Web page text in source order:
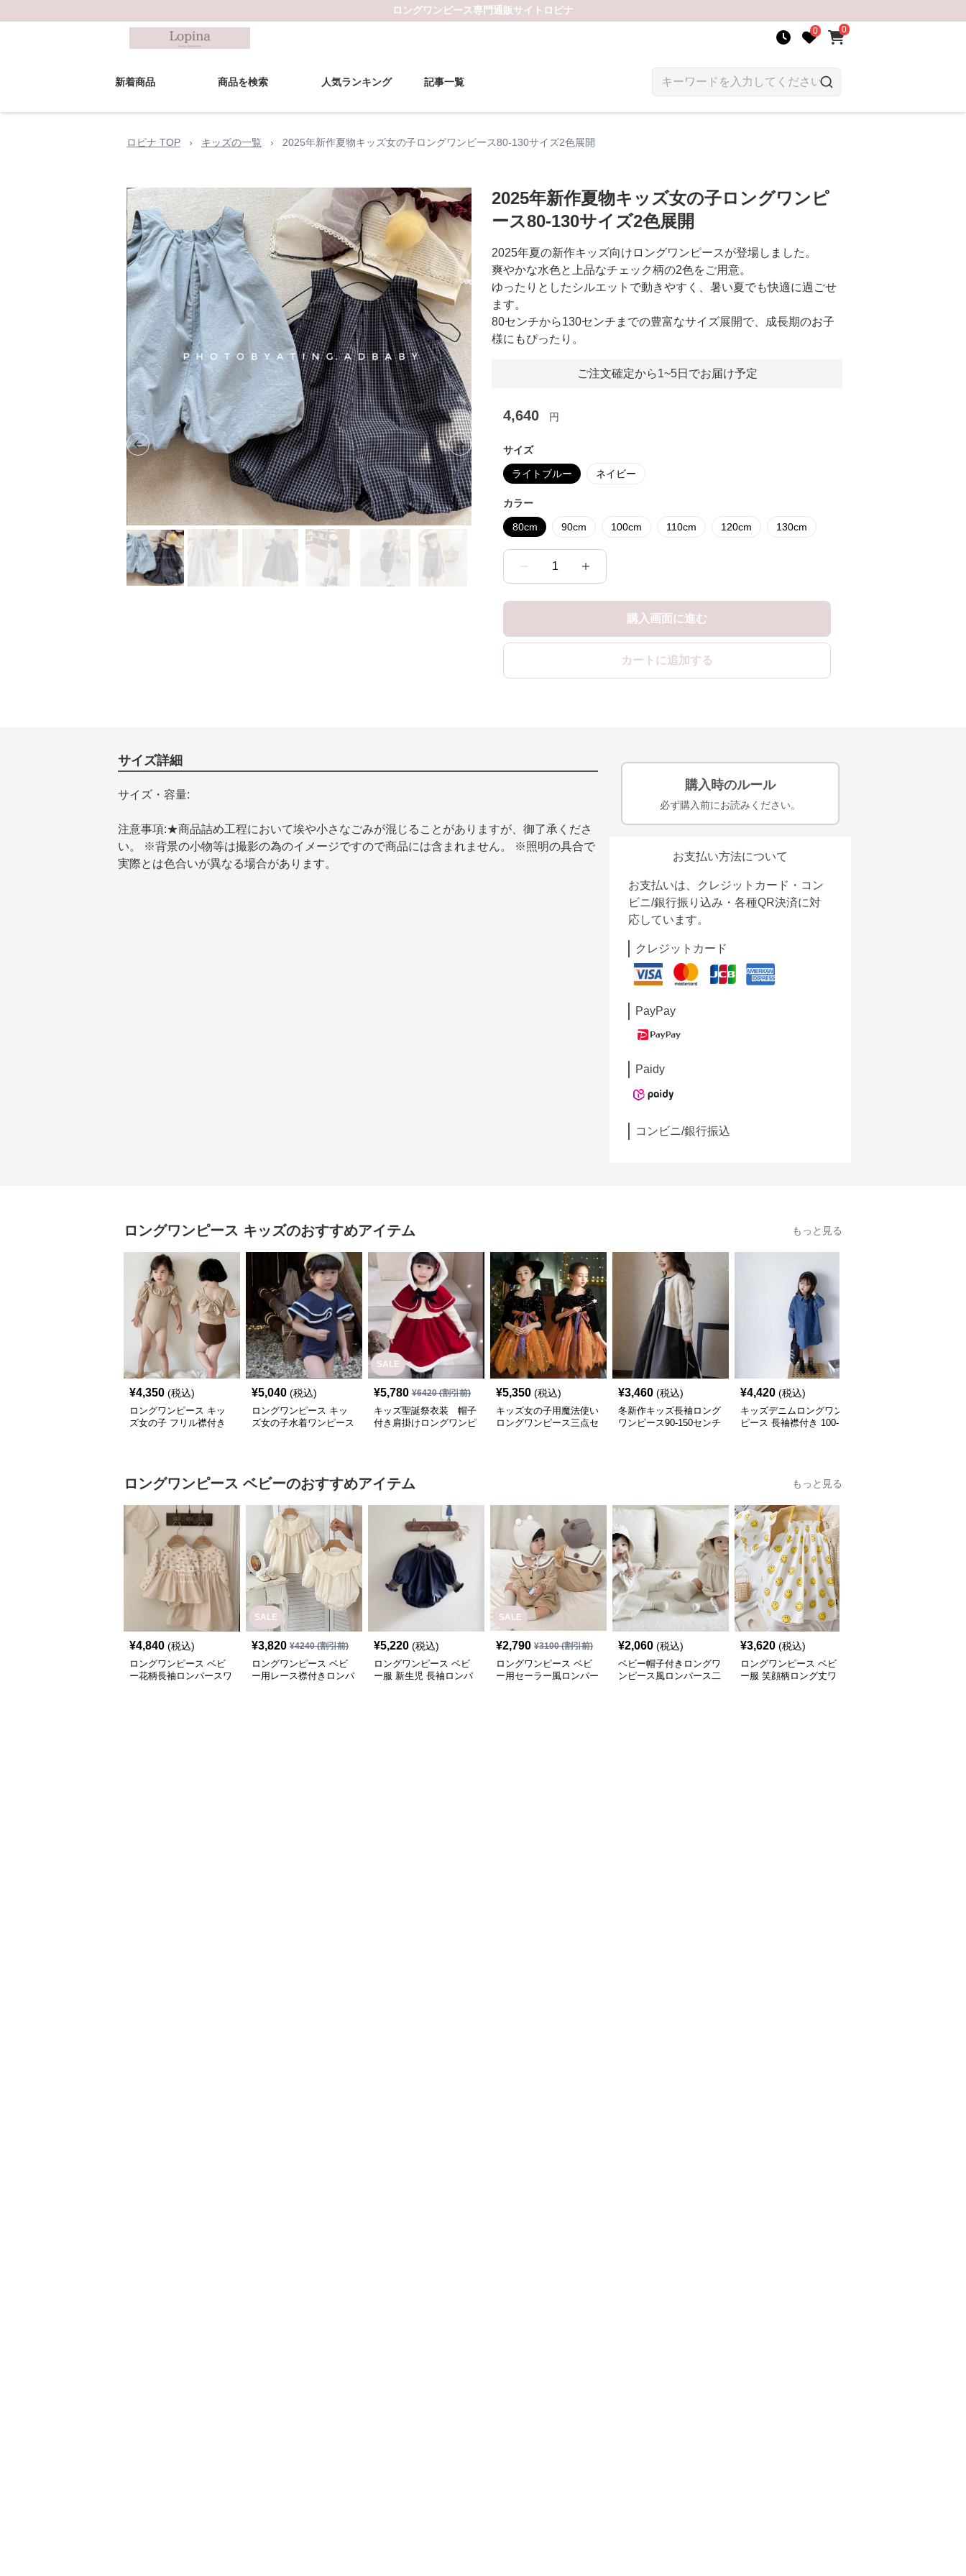
ロングワンピース専門通販サイト ロピナ
0 0
新着商品 商品を検索 人気ランキング 記事一覧
ロピナ TOP › キッズの一覧 › 2025年新作夏物キッズ女の子ロングワンピース80-130サイズ2色展開
Previous slide Next slide
2025年新作夏物キッズ女の子ロングワンピ
ース80-130サイズ2色展開
2025年夏の新作キッズ向けロングワンピースが登場しました。
爽やかな水色と上品なチェック柄の2色をご用意。
ゆったりとしたシルエットで動きやすく、暑い夏でも快適に過ごせ
ます。
80センチから130センチまでの豊富なサイズ展開で、成長期のお子
様にもぴったり。
ご注文確定から1~5日でお届け予定
4,640 円
サイズ
ライトブルー ネイビー
カラー
80cm 90cm 100cm 110cm 120cm 130cm
1
購入画面に進む
カートに追加する
サイズ詳細
サイズ・容量:
注意事項:★商品詰め工程において埃や小さなごみが混じることがありますが、御了承くださ
い。 ※背景の小物等は撮影の為のイメージですので商品には含まれません。 ※照明の具合で
実際とは色合いが異なる場合があります。
購入時のルール
必ず購入前にお読みください。
お支払い方法について
お支払いは、クレジットカード・コン
ビニ/銀行振り込み・各種QR決済に対
応しています。
クレジットカード
PayPay
Paidy
コンビニ/銀行振込
ロングワンピース キッズのおすすめアイテム もっと見る
¥4,350 (税込)
ロングワンピース キッ
ズ女の子 フリル襟付き
¥5,040 (税込)
ロングワンピース キッ
ズ女の子水着ワンピース
SALE
¥5,780 ¥6420(割引前)
キッズ聖誕祭衣装 帽子
付き肩掛けロングワンピ
¥5,350 (税込)
キッズ女の子用魔法使い
ロングワンピース三点セ
¥3,460 (税込)
冬新作キッズ長袖ロング
ワンピース90-150センチ
¥4,420 (税込)
キッズデニムロングワン
ピース 長袖襟付き 100-
ロングワンピース ベビーのおすすめアイテム もっと見る
¥4,840 (税込)
ロングワンピース ベビ
ー花柄長袖ロンパースワ
SALE
¥3,820 ¥4240(割引前)
ロングワンピース ベビ
ー用レース襟付きロンパ
¥5,220 (税込)
ロングワンピース ベビ
ー服 新生児 長袖ロンパ
SALE
¥2,790 ¥3100(割引前)
ロングワンピース ベビ
ー用セーラー風ロンパー
¥2,060 (税込)
ベビー帽子付きロングワ
ンピース風ロンパース二
¥3,620 (税込)
ロングワンピース ベビ
ー服 笑顔柄ロング丈ワ